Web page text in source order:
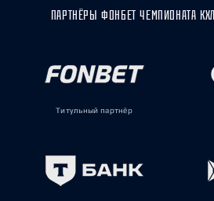
ПАРТНЁРЫ ФОНБЕТ ЧЕМПИОНАТА
Титульный партнёр